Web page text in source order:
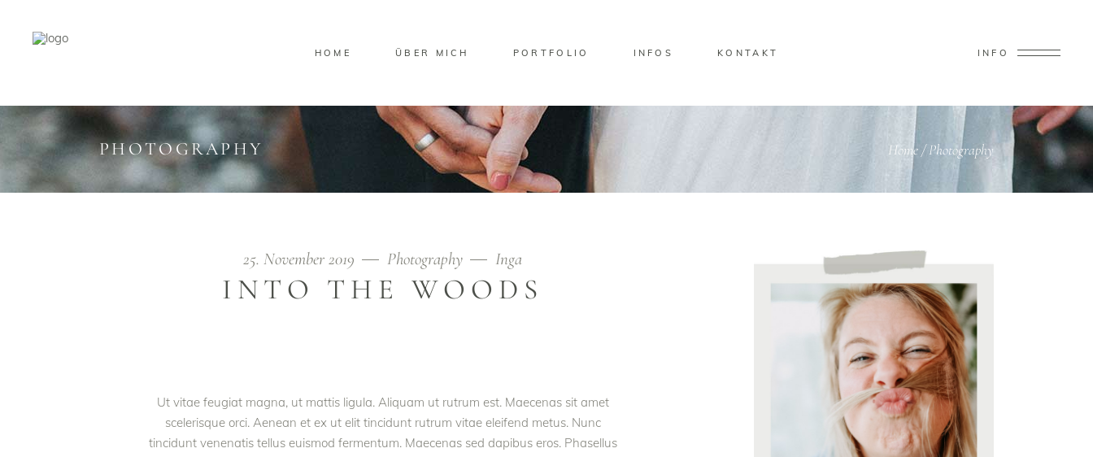
HOME ÜBER MICH PORTFOLIO INFOS KONTAKT INFO
PHOTOGRAPHY Home/Photography
25. November 2019 Photography Inga
INTO THE WOODS
Ut vitae feugiat magna, ut mattis ligula. Aliquam ut rutrum est. Maecenas sit amet
scelerisque orci. Aenean et ex ut elit tincidunt rutrum vitae eleifend metus. Nunc
tincidunt venenatis tellus euismod fermentum. Maecenas sed dapibus eros. Phasellus